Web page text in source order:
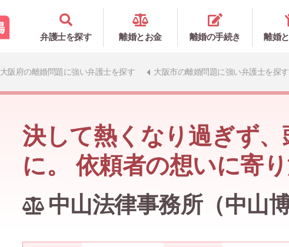
弁護士を探す 離婚とお金 離婚の手続き 離婚
大阪府の離婚問題に強い弁護士を探す 大阪市の離婚問題に強い弁護士を探す
決して熱くなり過ぎず
に。 依頼者の想いに寄
中山法律事務所（中山